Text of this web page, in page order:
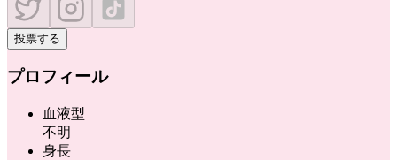
投票する
プロフィール
血液型
不明
身長